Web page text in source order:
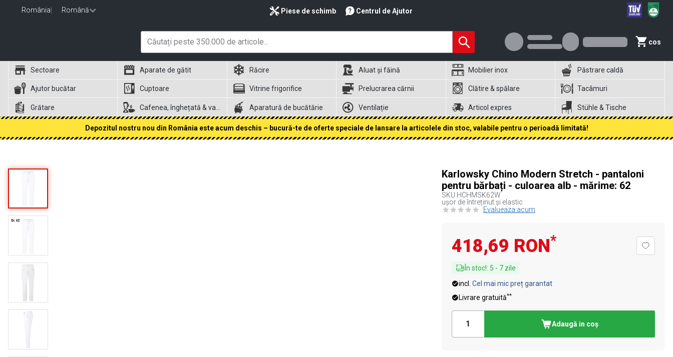
România Română Piese de schimb Centrul de Ajutor
cos
Sectoare Aparate de gătit Răcire Aluat și făină Mobilier inox Păstrare caldă
Ajutor bucătar Cuptoare Vitrine frigorifice Prelucrarea cărnii Clătire & spălare Tacâmuri
Grătare Aparatură de bucătărie Ventilație Articol expres Stühle & Tische
Depozitul nostru nou din România este acum deschis – bucură-te de oferte speciale de lansare la articolele din stoc, valabile pentru o perioadă limitată!
Karlowsky Chino Modern Stretch - pantaloni
pentru bărbați - culoarea alb - mărime: 62
SKU HCHMSK62W
ușor de întreținut și elastic
Evalueaza acum
418,69 RON*
În stoc!: 5 - 7 zile
incl. Cel mai mic preț garantat
Livrare gratuită**
Adaugă in coş